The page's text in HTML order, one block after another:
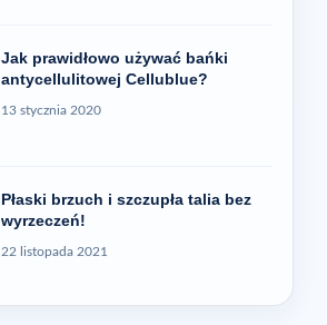
Jak prawidłowo używać bańki
antycellulitowej Cellublue?
13 stycznia 2020
Płaski brzuch i szczupła talia bez
wyrzeczeń!
22 listopada 2021